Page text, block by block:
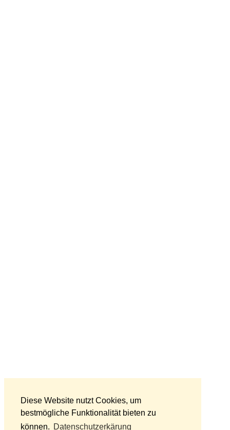
Diese Website nutzt Cookies, um
bestmögliche Funktionalität bieten zu
können. Datenschutzerkärung